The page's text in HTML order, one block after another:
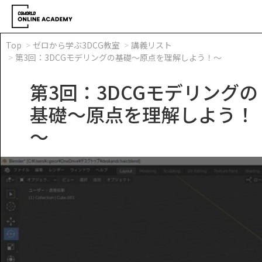
Top ゼロから学ぶ3DCG教室
講義リスト
第3回：3DCGモデリングの基礎～原点を理解しよう！～
第3回：3DCGモデリングの
基礎～原点を理解しよう！
～